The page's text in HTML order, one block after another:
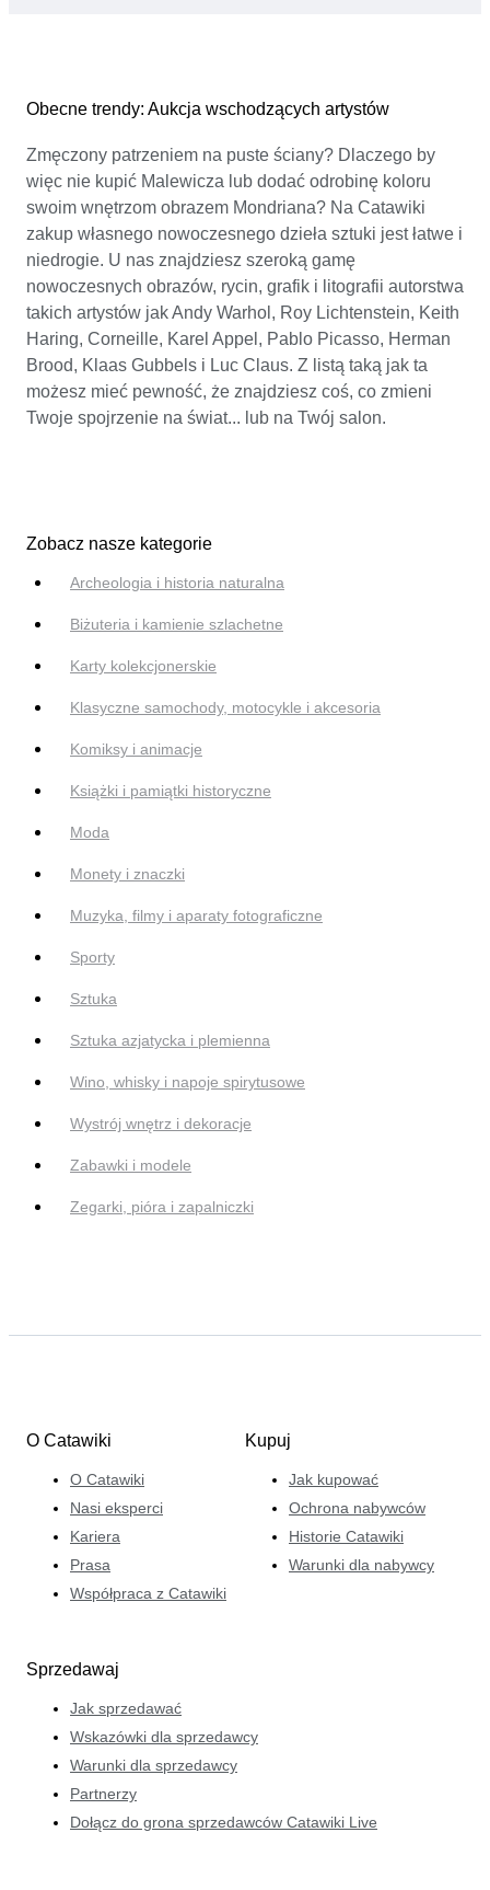
Obecne trendy: Aukcja wschodzących artystów
Zmęczony patrzeniem na puste ściany? Dlaczego by
więc nie kupić Malewicza lub dodać odrobinę koloru
swoim wnętrzom obrazem Mondriana? Na Catawiki
zakup własnego nowoczesnego dzieła sztuki jest łatwe i
niedrogie. U nas znajdziesz szeroką gamę
nowoczesnych obrazów, rycin, grafik i litografii autorstwa
takich artystów jak Andy Warhol, Roy Lichtenstein, Keith
Haring, Corneille, Karel Appel, Pablo Picasso, Herman
Brood, Klaas Gubbels i Luc Claus. Z listą taką jak ta
możesz mieć pewność, że znajdziesz coś, co zmieni
Twoje spojrzenie na świat... lub na Twój salon.
Zobacz nasze kategorie
Archeologia i historia naturalna
Biżuteria i kamienie szlachetne
Karty kolekcjonerskie
Klasyczne samochody, motocykle i akcesoria
Komiksy i animacje
Książki i pamiątki historyczne
Moda
Monety i znaczki
Muzyka, filmy i aparaty fotograficzne
Sporty
Sztuka
Sztuka azjatycka i plemienna
Wino, whisky i napoje spirytusowe
Wystrój wnętrz i dekoracje
Zabawki i modele
Zegarki, pióra i zapalniczki
O Catawiki
O Catawiki
Nasi eksperci
Kariera
Prasa
Współpraca z Catawiki
Kupuj
Jak kupować
Ochrona nabywców
Historie Catawiki
Warunki dla nabywcy
Sprzedawaj
Jak sprzedawać
Wskazówki dla sprzedawcy
Warunki dla sprzedawcy
Partnerzy
Dołącz do grona sprzedawców Catawiki Live